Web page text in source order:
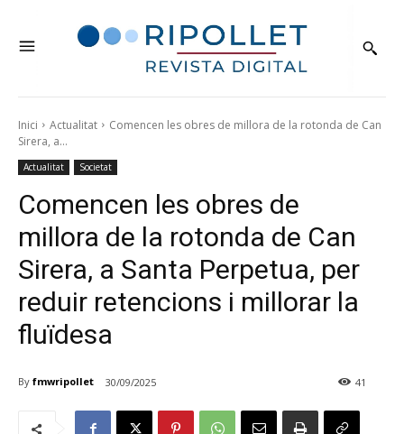
Inici Actualitat
Comencen les obres de millora de la rotonda de Can
Sirera, a...
Actualitat Societat
Comencen les obres de
millora de la rotonda de Can
Sirera, a Santa Perpetua, per
reduir retencions i millorar la
fluïdesa
By fmwripollet 30/09/2025 41